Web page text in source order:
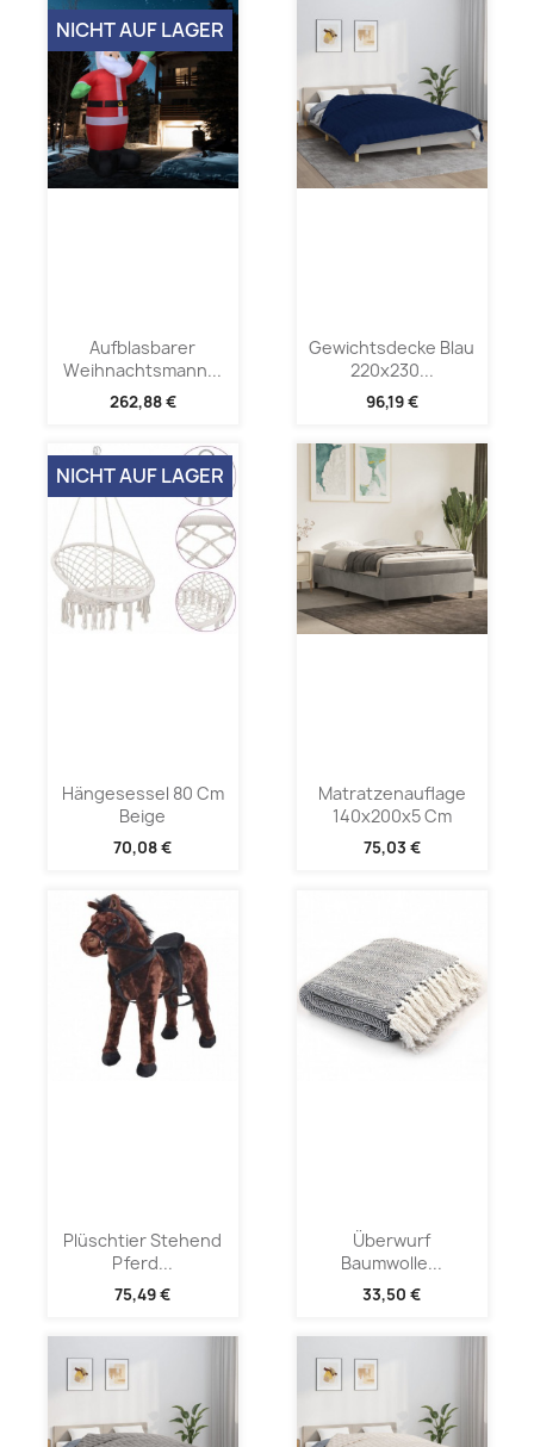
Aufblasbarer
Weihnachtsmann...
262,88 €
NICHT AUF LAGER
Gewichtsdecke Blau
220x230...
96,19 €
Hängesessel 80 Cm
Beige
70,08 €
NICHT AUF LAGER
Matratzenauflage
140x200x5 Cm
75,03 €
Plüschtier Stehend
Pferd...
75,49 €
Überwurf
Baumwolle...
33,50 €